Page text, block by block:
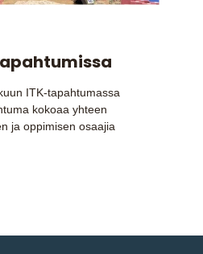
ITK-tapahtumassa
kokoaa yhteen
ja oppimisen osaajia